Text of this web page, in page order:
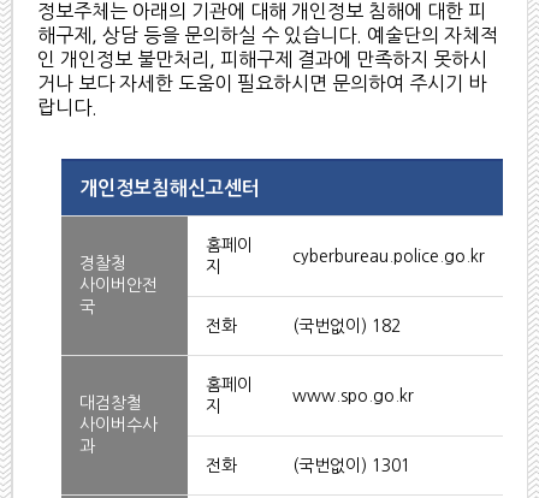
정보주체는 아래의 기관에 대해 개인정보 침해에 대한 피
해구제, 상담 등을 문의하실 수 있습니다. 예술단의 자체적
인 개인정보 불만처리, 피해구제 결과에 만족하지 못하시
거나 보다 자세한 도움이 필요하시면 문의하여 주시기 바
랍니다.
개인정보침해신고센터
경찰청
사이버안전
국
홈페이
지
cyberbureau.police.go.kr
전화 (국번없이) 182
대검창철
사이버수사
과
홈페이
지
www.spo.go.kr
전화 (국번없이) 1301